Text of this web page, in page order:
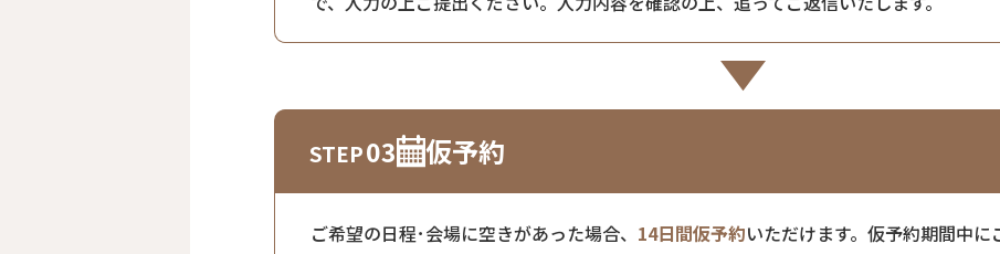
03 仮予約
ご希望の日程･会場に空きがあった場合、 14日間仮予約いただけます。仮予約期間中